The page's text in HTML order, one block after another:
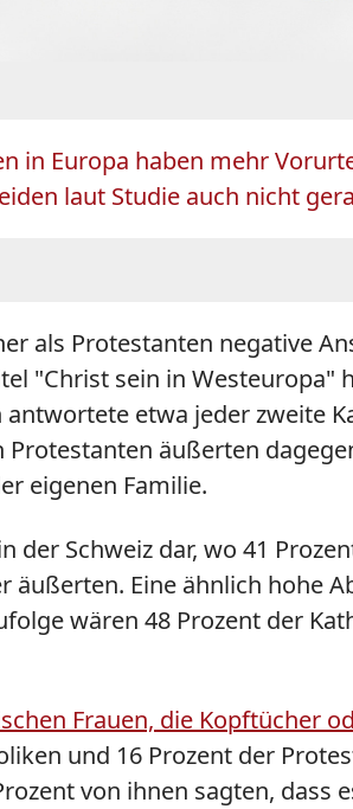
in Europa haben mehr
laut Studie auch nicht
als Protestanten negative
"Christ sein in Westeuropa"
etwa jeder zweite
äußerten
eigenen Familie.
der Schweiz dar, wo 41
Eine ähnlich hohe
wären 48 Prozent der
Frauen, die Kopftücher
und 16 Prozent der
von ihnen sagten,